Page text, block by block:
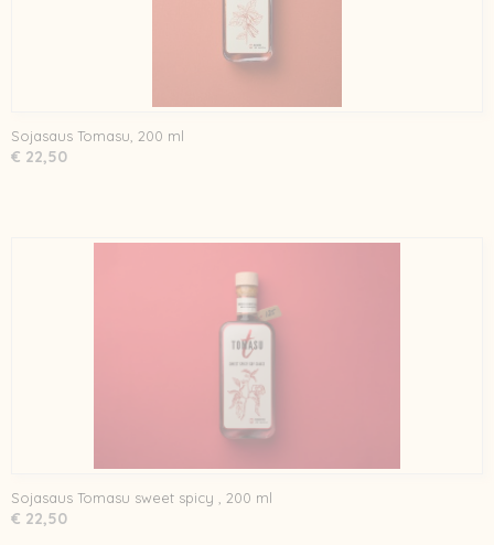
Sojasaus Tomasu, 200 ml
€ 22,50
Sojasaus Tomasu sweet spicy , 200 ml
€ 22,50